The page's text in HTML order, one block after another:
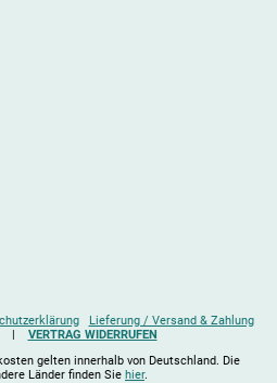
Lieferung / Versand & Zahlung
VERTRAG WIDERRUFEN
gelten innerhalb von Deutschland. Die
Länder finden Sie hier.